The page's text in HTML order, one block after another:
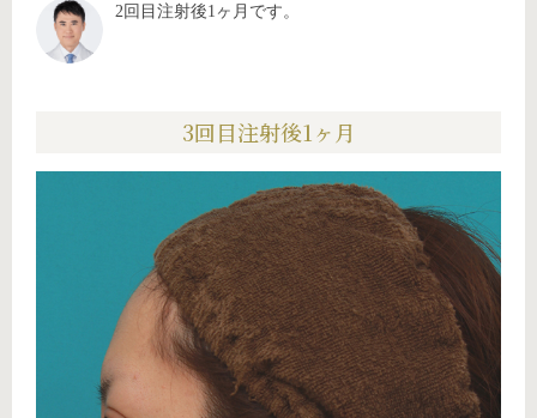
2回目注射後1ヶ月です。
3回目注射後1ヶ月